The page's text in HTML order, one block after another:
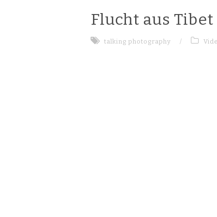
Flucht aus Tibet
talking photography /